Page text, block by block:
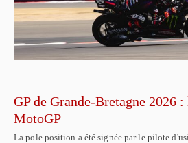
GP de Grande-Bretagne 2026
MotoGP
La pole position a été signée par le pilote